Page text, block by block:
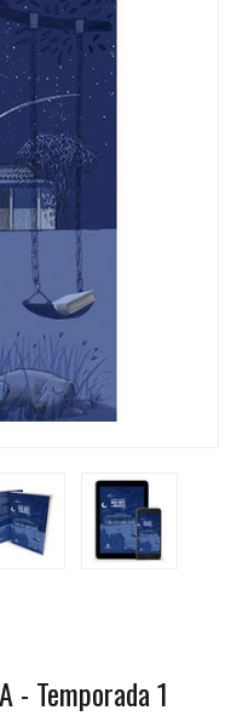
- Temporada 1